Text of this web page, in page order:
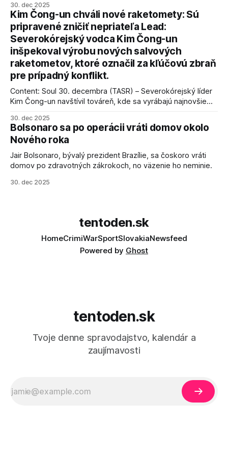
kľúčové pre úspešné dosiahnutie prímeria v Gaze. Agentúra
AFP informuje, že Trump vyjadril presvedčenie, že Izrael plní
podmienky dohody o prí
30. dec 2025
Kim Čong-un chváli nové raketomety: Sú
pripravené zničiť nepriateľa Lead:
Severokórejský vodca Kim Čong-un
inšpekoval výrobu nových salvových
raketometov, ktoré označil za kľúčovú zbraň
pre prípadný konflikt.
Content: Soul 30. decembra (TASR) – Severokórejský líder
Kim Čong-un navštívil továreň, kde sa vyrábajú najnovšie
schopnosti. Informovali o tom štátne médiá KĽDR, na ktoré
sa odvoláva agentúra AFP.
30. dec 2025
Bolsonaro sa po operácii vráti domov okolo
Nového roka
Jair Bolsonaro, bývalý prezident Brazílie, sa čoskoro vráti
domov po zdravotných zákrokoch, no väzenie ho neminie.
30. dec 2025
tentoden.sk
HomeCrimiWarSportSlovakiaNewsfeed
Powered by Ghost
tentoden.sk
Tvoje denne spravodajstvo, kalendár a
zaujímavosti